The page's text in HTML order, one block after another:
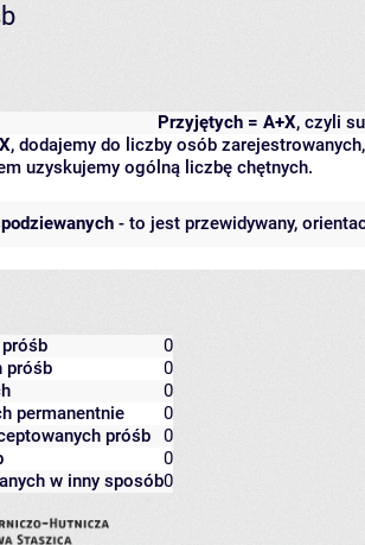
Przyjętych = A+X, czyli
, dodajemy do liczby osób
uzyskujemy ogólną liczbę chętnych.
- to jest przewidywany,
0
próśb
0
0
permanentnie
0
próśb
0
0
w inny sposób0